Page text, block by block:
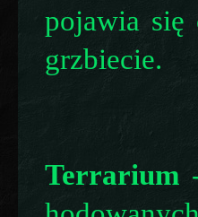
pojawia
grzbiecie.
Terrarium